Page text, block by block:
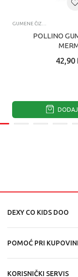
POLLINO
42,90
DODAJ
DEXY CO KIDS DOO
POMOĆ PRI KUPOVINI
KORISNIČKI SERVIS